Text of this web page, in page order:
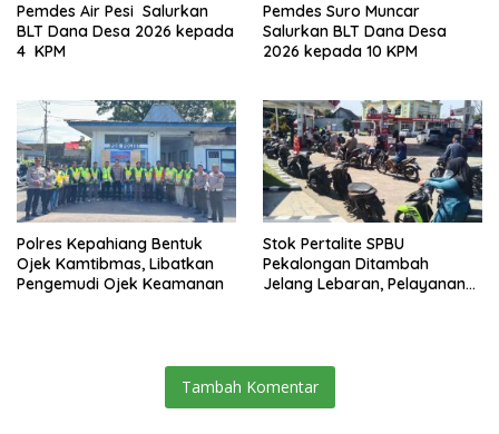
Pemdes Air Pesi Salurkan
BLT Dana Desa 2026 kepada
4 KPM
Pemdes Suro Muncar
Salurkan BLT Dana Desa
2026 kepada 10 KPM
Polres Kepahiang Bentuk
Ojek Kamtibmas, Libatkan
Pengemudi Ojek Keamanan
Stok Pertalite SPBU
Pekalongan Ditambah
Jelang Lebaran, Pelayanan
Tambah Komentar